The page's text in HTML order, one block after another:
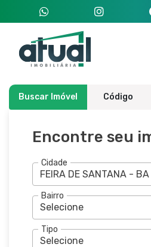
Buscar Imóvel Código
Encontre seu
Cidade
FEIRA DE SANTANA - BA
Bairro
Selecione
Tipo
Selecione